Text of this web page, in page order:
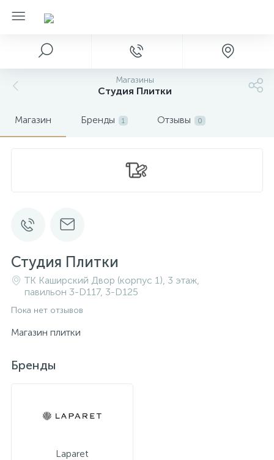
Магазины
Студия Плитки
Магазин Бренды 1 Отзывы 0
Студия Плитки
ТК Каширский Двор (корпус 1), 3 этаж,
павильон 3-D117, 3-D125
Пока нет отзывов
Магазин плитки
Бренды
Laparet